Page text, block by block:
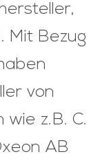
Mit Bezug
von
z.B. C.
AB